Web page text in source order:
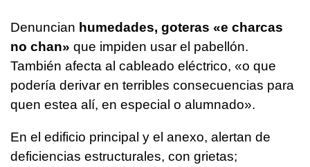
Denuncian humedades, goteras «e charcas
no chan» que impiden usar el pabellón.
También afecta al cableado eléctrico, «o que
podería derivar en terribles consecuencias para
quen estea alí, en especial o alumnado».
En el edificio principal y el anexo, alertan de
deficiencias estructurales, con grietas;